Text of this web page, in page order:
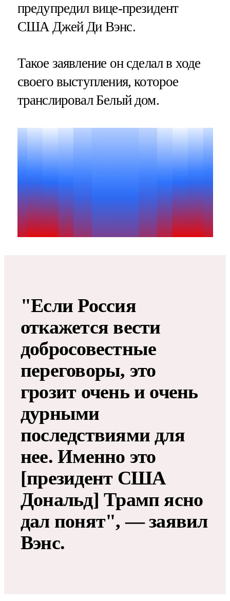
предупредил вице-президент
США Джей Ди Вэнс.
Такое заявление он сделал в ходе
своего выступления, которое
транслировал Белый дом.
"Если Россия
откажется вести
добросовестные
переговоры, это
грозит очень и очень
дурными
последствиями для
нее. Именно это
[президент США
Дональд] Трамп ясно
дал понят", — заявил
Вэнс.